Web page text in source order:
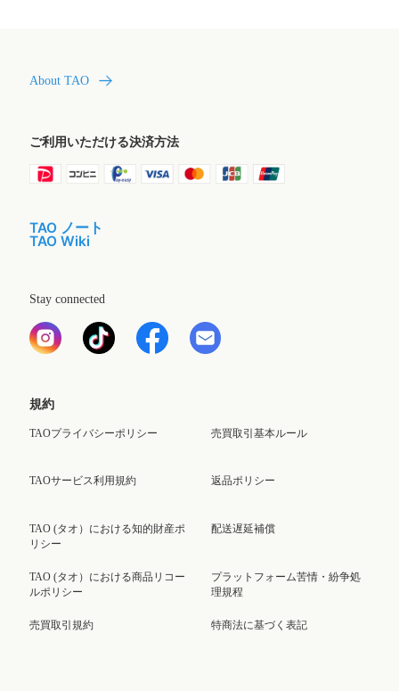
About TAO
ご利用いただける決済方法
TAO ノート
TAO Wiki
Stay connected
規約
TAOプライバシーポリシー
TAOサービス利用規約
TAO (タオ）における知的財産ポ
リシー
TAO (タオ）における商品リコー
ルポリシー
売買取引規約
売買取引基本ルール
返品ポリシー
配送遅延補償
プラットフォーム苦情・紛争処
理規程
特商法に基づく表記